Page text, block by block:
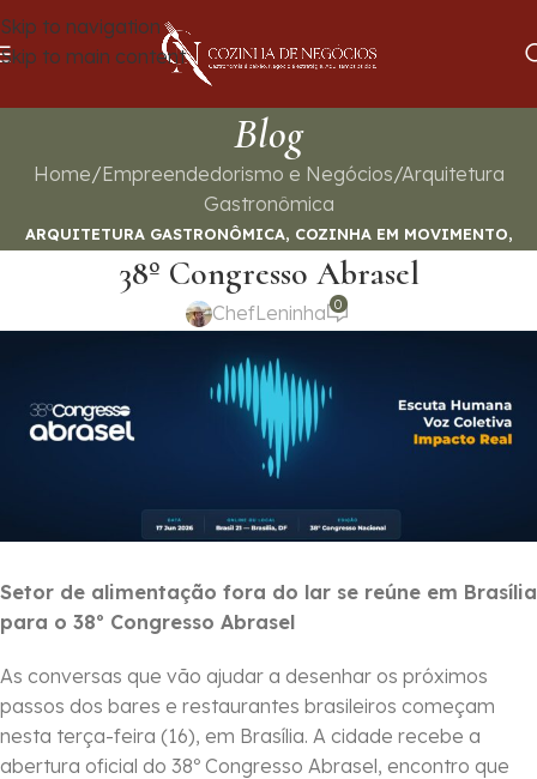
Skip to navigation
Skip to main content
Blog
Home Empreendedorismo e Negócios Arquitetura
Gastronômica
ARQUITETURA GASTRONÔMICA, COZINHA EM MOVIMENTO,
EMPREENDEDORISMO E NEGÓCIOS
EMPREENDER COM MÉTODO
GASTRONOMIA E SABORES
38º Congresso Abrasel
ChefLeninha 0
Setor de alimentação fora do lar se reúne em Brasília
para o 38º Congresso Abrasel
As conversas que vão ajudar a desenhar os próximos
passos dos bares e restaurantes brasileiros começam
nesta terça-feira (16), em Brasília. A cidade recebe a
abertura oficial do 38º Congresso Abrasel, encontro que